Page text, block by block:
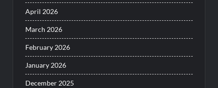
April 2026
March 2026
February 2026
January 2026
December 2025